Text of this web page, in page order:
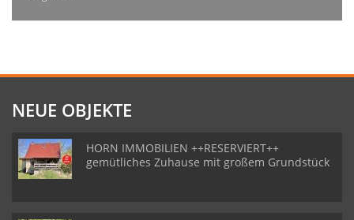
NEUE OBJEKTE
HORN IMMOBILIEN ++RESERVIERT++
gemütliches Zuhause mit großem Grundstück